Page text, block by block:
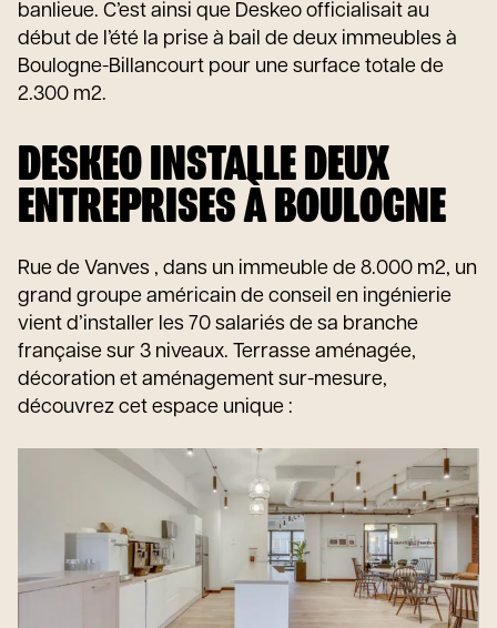
banlieue. C’est ainsi que Deskeo officialisait au
début de l’été la prise à bail de deux immeubles à
Boulogne-Billancourt pour une surface totale de
2.300 m2.
DESKEO INSTALLE DEUX
ENTREPRISES À BOULOGNE
Rue de Vanves , dans un immeuble de 8.000 m2, un
grand groupe américain de conseil en ingénierie
vient d’installer les 70 salariés de sa branche
française sur 3 niveaux. Terrasse aménagée,
décoration et aménagement sur-mesure,
découvrez cet espace unique :